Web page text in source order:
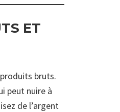
ET
bruts.
peut nuire à
de l’argent